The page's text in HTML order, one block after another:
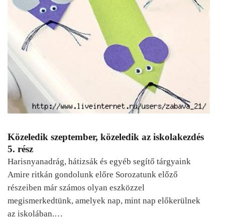
Közeledik szeptember, közeledik az iskolakezdés
5. rész
Harisnyanadrág, hátizsák és egyéb segítő tárgyaink
Amire ritkán gondolunk előre Sorozatunk előző
részeiben már számos olyan eszközzel
megismerkedtünk, amelyek nap, mint nap előkerülnek
az iskolában.…